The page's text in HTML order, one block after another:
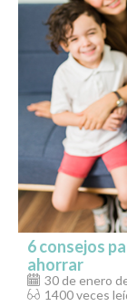
6 consejos
ahorrar
30 de enero
1400 veces